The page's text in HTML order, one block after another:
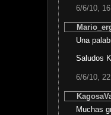
6/6/10,
Una
Saludos
6/6/10,
Muchas